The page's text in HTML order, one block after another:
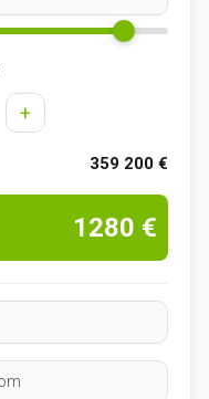
+
359 200 €
1280 €